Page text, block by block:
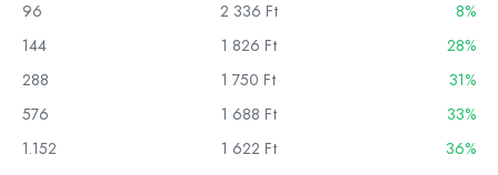
96
2 336 Ft
8%
144
1 826 Ft
28%
288
1 750 Ft
31%
576
1 688 Ft
33%
1.152
1 622 Ft 36%